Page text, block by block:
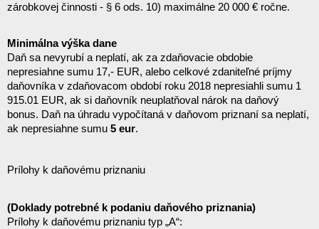
zárobkovej činnosti - § 6 ods. 10) maximálne 20 000 € ročne.
Minimálna výška dane
Daň sa nevyrubí a neplatí, ak za zdaňovacie obdobie
nepresiahne sumu 17,- EUR, alebo celkové zdaniteľné príjmy
daňovníka v zdaňovacom období roku 2018 nepresiahli sumu 1
915.01 EUR, ak si daňovník neuplatňoval nárok na daňový
bonus. Daň na úhradu vypočítaná v daňovom priznaní sa neplatí,
ak nepresiahne sumu 5 eur.
Prílohy k daňovému priznaniu
(Doklady potrebné k podaniu daňového priznania)
Prílohy k daňovému priznaniu typ „A“: